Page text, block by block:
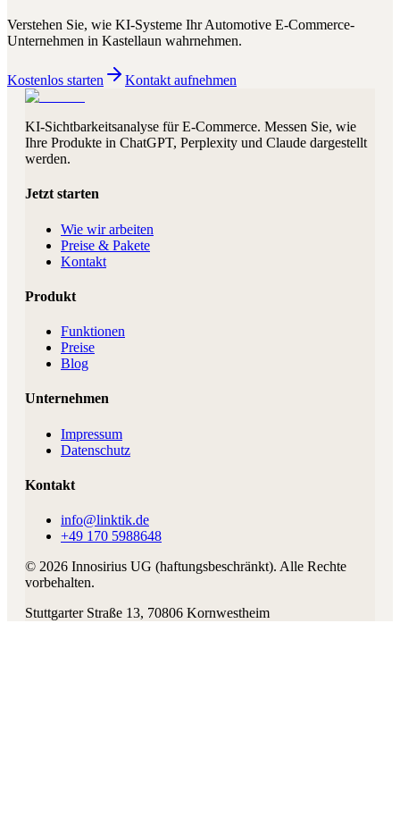
Verstehen Sie, wie KI-Systeme IhrAutomotive E-Commerce-
Unternehmen in Kastellaun wahrnehmen.
Kostenlos starten Kontakt aufnehmen
KI-Sichtbarkeitsanalyse für E-Commerce. Messen Sie, wie
Ihre Produkte in ChatGPT, Perplexity und Claude dargestellt
werden.
Jetzt starten
Wie wir arbeiten
Preise & Pakete
Kontakt
Produkt
Funktionen
Preise
Blog
Unternehmen
Impressum
Datenschutz
Kontakt
info@linktik.de
+49 170 5988648
© 2026 Innosirius UG (haftungsbeschränkt). Alle Rechte
vorbehalten.
Stuttgarter Straße 13, 70806 Kornwestheim